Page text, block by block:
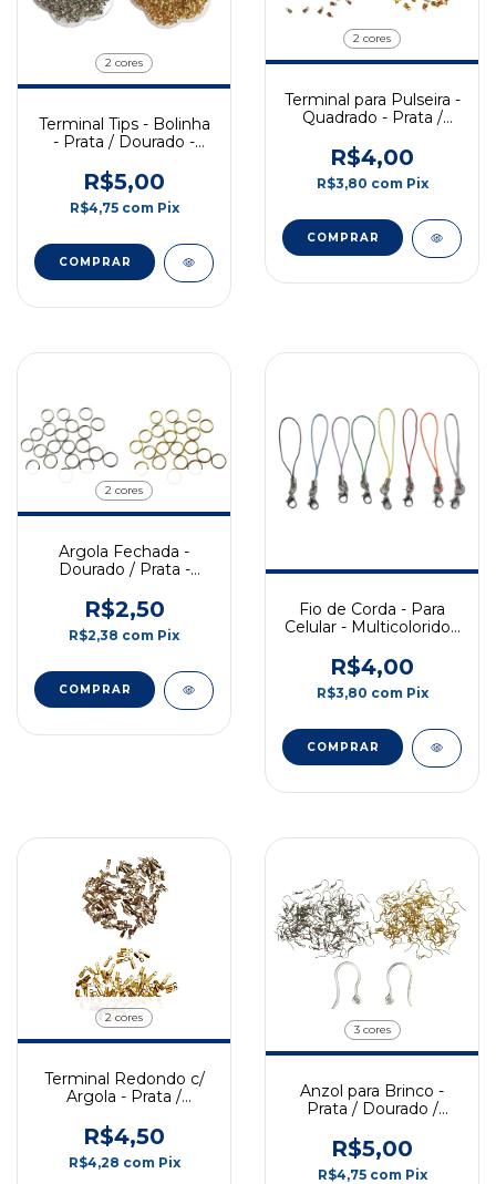
2 cores
Terminal Tips - Bolinha
- Prata / Dourado -
R$5,00
R$4,75 com Pix
COMPRAR
2 cores
Terminal para Pulseira -
Quadrado - Prata /
R$4,00
R$3,80 com Pix
COMPRAR
2 cores
Argola Fechada -
Dourado / Prata -
R$2,50
R$2,38 com Pix
COMPRAR
Fio de Corda - Para
Celular - Multicolorido -
R$4,00
R$3,80 com Pix
2 cores
Terminal Redondo c/
Argola - Prata /
c/ 3gr
R$4,50
R$4,28 com Pix
3 cores
Anzol para Brinco -
Prata / Dourado /
R$5,00
R$4,75 com Pix